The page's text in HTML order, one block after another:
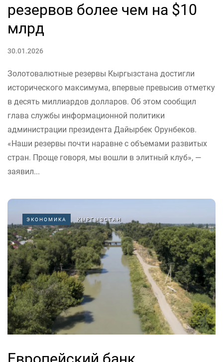
резервов более чем на $10
млрд
30.01.2026
Золотовалютные резервы Кыргызстана достигли
исторического максимума, впервые превысив отметку
в десять миллиардов долларов. Об этом сообщил
глава службы информационной политики
администрации президента Дайырбек Орунбеков.
«Наши резервы почти наравне с объемами развитых
стран. Проще говоря, мы вошли в элитный клуб», —
заявил...
ЭКОНОМИКА КЫРГЫЗСТАН